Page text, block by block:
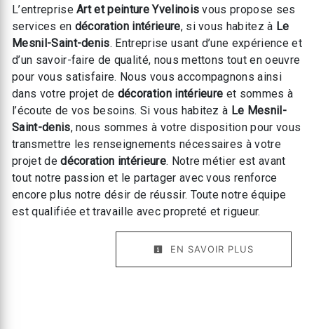
L’entrepriseArt et peinture Yvelinois vous propose ses
services en décoration intérieure, si vous habitez à Le
Mesnil-Saint-denis. Entreprise usant d’une expérience et
d’un savoir-faire de qualité, nous mettons tout en oeuvre
pour vous satisfaire. Nous vous accompagnons ainsi
dans votre projet de décoration intérieure et sommes à
l’écoute de vos besoins. Si vous habitez à Le Mesnil-
Saint-denis, nous sommes à votre disposition pour vous
transmettre les renseignements nécessaires à votre
projet dedécoration intérieure. Notre métier est avant
tout notre passion et le partager avec vous renforce
encore plus notre désir de réussir. Toute notre équipe
est qualifiée et travaille avec propreté et rigueur.
EN SAVOIR PLUS